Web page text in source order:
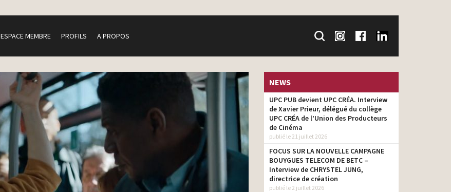
ESPACE MEMBRE PROFILS A PROPOS
NEWS
UPC PUB devient UPC CRÉA. Interview
de Xavier Prieur, délégué du collège
UPC CRÉA de l’Union des Producteurs
de Cinéma
publié le 21 juillet 2026
FOCUS SUR LA NOUVELLE CAMPAGNE
BOUYGUES TELECOM DE BETC –
Interview de CHRYSTEL JUNG,
directrice de création
publié le 2 juillet 2026